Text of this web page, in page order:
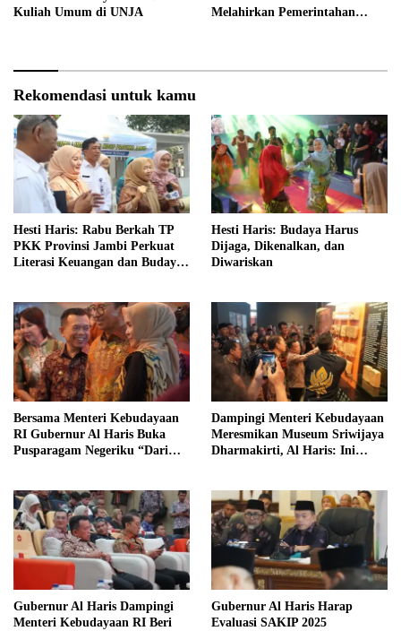
Kuliah Umum di UNJA
Melahirkan Pemerintahan
Rekomendasi untuk kamu
Hesti Haris: Rabu Berkah TP
PKK Provinsi Jambi Perkuat
Literasi Keuangan dan Budaya
Hesti Haris: Budaya Harus
Dijaga, Dikenalkan, dan
Diwariskan
Bersama Menteri Kebudayaan
RI Gubernur Al Haris Buka
Pusparagam Negeriku “Dari
Dampingi Menteri Kebudayaan
Meresmikan Museum Sriwijaya
Dharmakirti, Al Haris: Ini
Gubernur Al Haris Dampingi
Menteri Kebudayaan RI Beri
Gubernur Al Haris Harap
Evaluasi SAKIP 2025